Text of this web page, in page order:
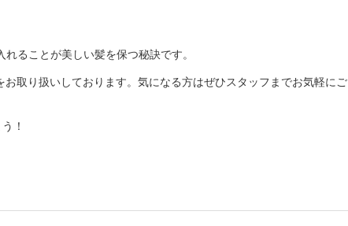
ることが美しい髪を保つ秘訣です。
取り扱いしております。気になる方はぜひスタッフまでお気軽にご
！